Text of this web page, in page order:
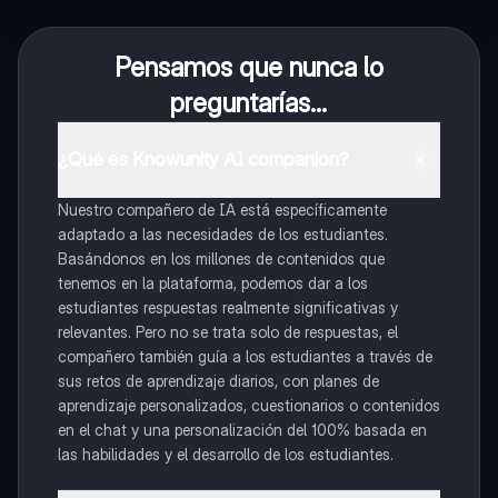
Pensamos que nunca lo
preguntarías...
Nuestro compañero de IA está específicamente
adaptado a las necesidades de los estudiantes.
Basándonos en los millones de contenidos que
tenemos en la plataforma, podemos dar a los
estudiantes respuestas realmente significativas y
relevantes. Pero no se trata solo de respuestas, el
compañero también guía a los estudiantes a través de
sus retos de aprendizaje diarios, con planes de
aprendizaje personalizados, cuestionarios o contenidos
en el chat y una personalización del 100% basada en
las habilidades y el desarrollo de los estudiantes.